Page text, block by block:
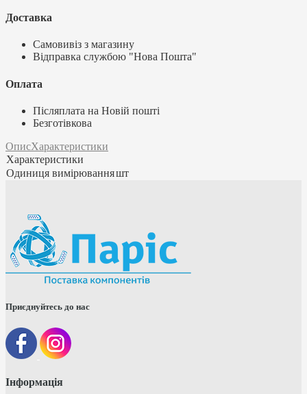
Доставка
Самовивіз з магазину
Відправка службою "Нова Пошта"
Оплата
Післяплата на Новій пошті
Безготівкова
ОписХарактеристики
Характеристики
Одиниця вимірюванняшт
Приєднуйтесь до нас
Інформація